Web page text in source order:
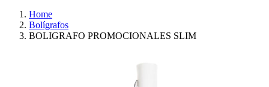
Home
Bolígrafos
BOLIGRAFO PROMOCIONALES SLIM